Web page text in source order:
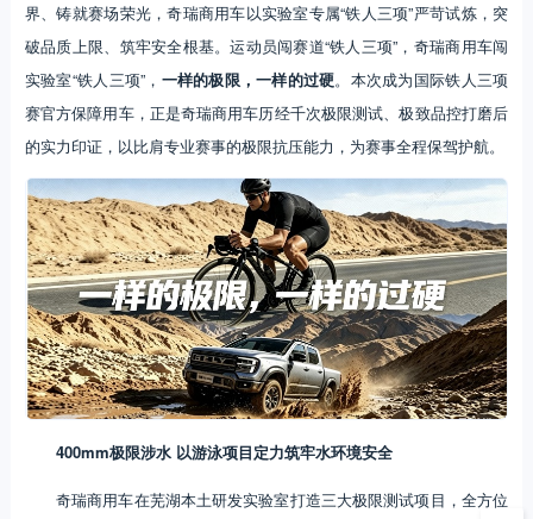
界、铸就赛场荣光，奇瑞商用车以实验室专属“铁人三项”严苛试炼，突
破品质上限、筑牢安全根基。运动员闯赛道“铁人三项”，奇瑞商用车闯
实验室“铁人三项”， 一样的极限，一样的过硬。本次成为国际铁人三项
赛官方保障用车，正是奇瑞商用车历经千次极限测试、极致品控打磨后
的实力印证，以比肩专业赛事的极限抗压能力，为赛事全程保驾护航。
400mm极限涉水 以游泳项目定力筑牢水环境安全
奇瑞商用车在芜湖本土研发实验室打造三大极限测试项目，全方位